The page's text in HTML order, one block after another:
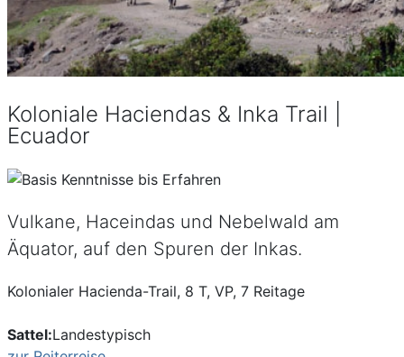
Koloniale Haciendas & Inka Trail |
Ecuador
Vulkane, Haceindas und Nebelwald am
Äquator, auf den Spuren der Inkas.
Kolonialer Hacienda-Trail, 8 T, VP, 7 Reitage
Sattel:Landestypisch